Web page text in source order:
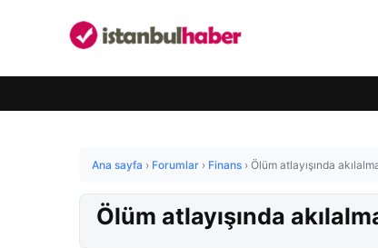
Ana sayfa › Forumlar › Finans › Ölüm atlayışında
Ölüm atlayışında